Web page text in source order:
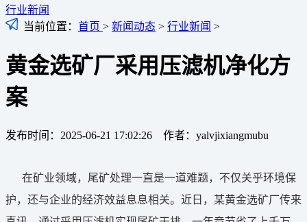
行业新闻
当前位置： 首页 > 新闻动态 > 行业新闻 >
黄金选矿厂采用压滤机净化方
案
发布时间：2025-06-21 17:02:26 作者：yalvjixiangmubu
在矿业领域，尾矿处理一直是一道难题，不仅关乎环境保
护，还与企业的经济效益息息相关。近日，某黄金选矿厂传来